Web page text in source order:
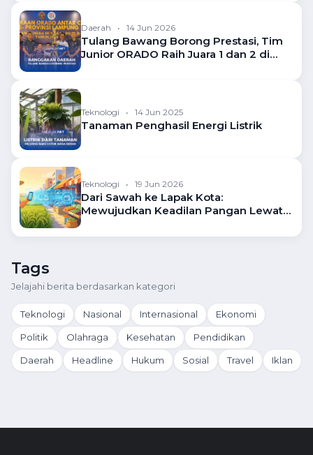
Daerah • 14 Jun 2026
Tulang Bawang Borong Prestasi, Tim
Junior ORADO Raih Juara 1 dan 2 di
Teknologi • 14 Jun 2025
Tanaman Penghasil Energi Listrik
Teknologi • 19 Jun 2026
Dari Sawah ke Lapak Kota:
Mewujudkan Keadilan Pangan Lewat
Tags
Jelajahi berita berdasarkan kategori
Teknologi Nasional Internasional Ekonomi
Politik Olahraga Kesehatan Pendidikan
Daerah Headline Hukum Sosial Travel Iklan